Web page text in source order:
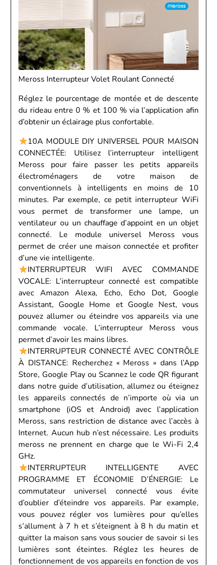
Meross Interrupteur Volet Roulant Connecté
Réglez le pourcentage de montée et de descente
du rideau entre 0 % et 100 % via l’application afin
d’obtenir un éclairage plus confortable.
10A MODULE DIY UNIVERSEL POUR MAISON
CONNECTÉE: Utilisez l’interrupteur intelligent
Meross pour faire passer les petits appareils
électroménagers de votre maison de
conventionnels à intelligents en moins de 10
minutes. Par exemple, ce petit interrupteur WiFi
vous permet de transformer une lampe, un
ventilateur ou un chauffage d’appoint en un objet
connecté. Le module universel Meross vous
permet de créer une maison connectée et profiter
d’une vie intelligente.
INTERRUPTEUR WIFI AVEC COMMANDE
VOCALE: L’interrupteur connecté est compatible
avec Amazon Alexa, Echo, Echo Dot, Google
Assistant, Google Home et Google Nest, vous
pouvez allumer ou éteindre vos appareils via une
commande vocale. L’interrupteur Meross vous
permet d’avoir les mains libres.
INTERRUPTEUR CONNECTÉ AVEC CONTRÔLE
À DISTANCE: Recherchez « Meross » dans l’App
Store, Google Play ou Scannez le code QR figurant
dans notre guide d’utilisation, allumez ou éteignez
les appareils connectés de n’importe où via un
smartphone (iOS et Android) avec l’application
Meross, sans restriction de distance avec l’accès à
Internet. Aucun hub n’est nécessaire. Les produits
meross ne prennent en charge que le Wi-Fi 2,4
GHz.
INTERRUPTEUR INTELLIGENTE AVEC
PROGRAMME ET ÉCONOMIE D’ÉNERGIE: Le
commutateur universel connecté vous évite
d’oublier d’éteindre vos appareils. Par example,
vous pouvez régler vos lumières pour qu’elles
s’allument à 7 h et s’éteignent à 8 h du matin et
quitter la maison sans vous soucier de savoir si les
lumières sont éteintes. Réglez les heures de
fonctionnement de vos appareils en fonction de vos